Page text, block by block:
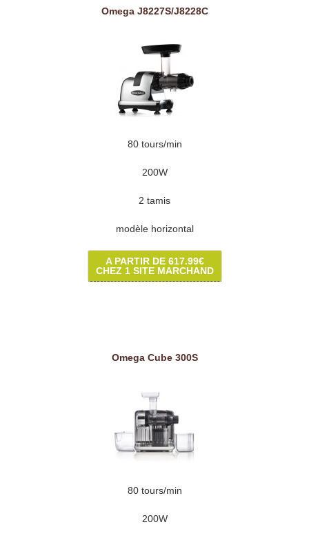
Omega J8227S/J8228C
80 tours/min
200W
2 tamis
modèle horizontal
A PARTIR DE 617.99€
CHEZ 1 SITE MARCHAND
Omega Cube 300S
80 tours/min
200W